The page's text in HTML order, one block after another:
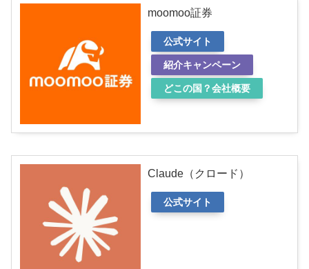
moomoo証券
公式サイト
紹介キャンペーン
どこの国？会社概要
Claude（クロード）
公式サイト